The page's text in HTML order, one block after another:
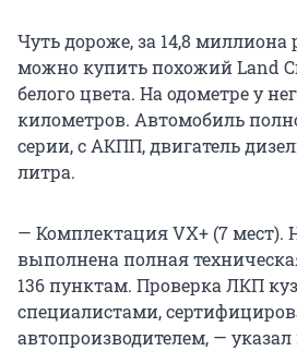
Чуть дороже, за 14,8 миллиона
можно купить похожий Land
белого цвета. На одометре у
километров. Автомобиль
серии, с АКПП, двигатель
литра.
— Комплектация VX+ (7 мест).
выполнена полная
136 пунктам. Проверка ЛКП
специалистами,
автопроизводителем, —